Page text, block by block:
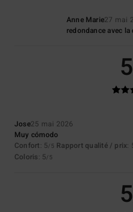
Anne Marie27 mai
redondance avec
5
Jose25 mai 2026
Muy cómodo
Confort: 5/5 Rapport qualité / prix:
Coloris: 5/5
5